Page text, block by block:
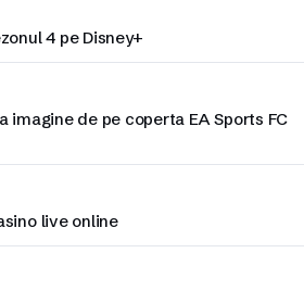
4 pe Disney+
imagine de pe coperta EA Sports FC
live online